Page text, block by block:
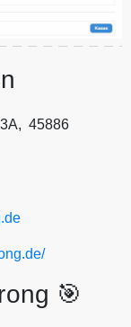
3A, 45886
🎯